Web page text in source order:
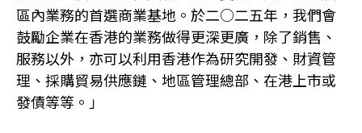
區內業務的首選商業基地。於二○二五年，我們會
鼓勵企業在香港的業務做得更深更廣，除了銷售、
服務以外，亦可以利用香港作為研究開發、財資管
理、採購貿易供應鏈、地區管理總部、在港上市或
發債等等。」